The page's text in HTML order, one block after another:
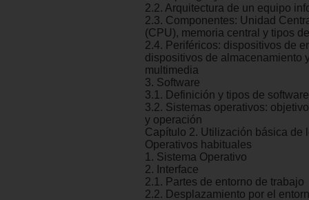
2.2. Arquitectura de un equipo
2.3. Componentes: Unidad
(CPU), memoria central y tipos
2.4. Periféricos: dispositivos de
dispositivos de almacenamiento
multimedia
3. Software
3.1. Definición y tipos de software
3.2. Sistemas operativos:
y operación
Capítulo 2. Utilización básica de
Operativos habituales
1. Sistema Operativo
2. Interface
2.1. Partes de entorno de trabajo
2.2. Desplazamiento por el